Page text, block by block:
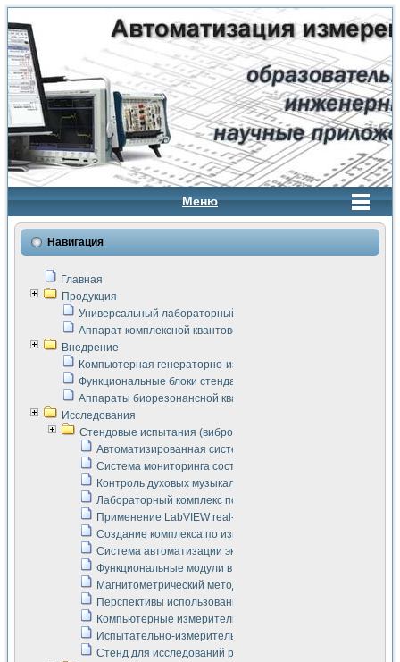
Меню
Навигация
Главная
Продукция
Универсальный лабораторный стенд "Сигнал-USB"
Аппарат комплексной квантовой терапии Интроскан
Внедрение
Компьютерная генераторно-измерительная система
Функциональные блоки стенда "Сигнал-USB"
Аппараты биорезонансной квантовой терапии серии СКАН
Исследования
Стендовые испытания (виброакустика, тензометрия и т.п.)
Автоматизированная система измерения параметров
Система мониторинга состояния тяговых
Контроль духовых музыкальных инструментов
Лабораторный комплекс по исследованию элементной
Применение LabVIEW real-time module для
Создание комплекса по измерению скорости подвижного
Система автоматизации экспериментальных
Функциональные модули в стандарте Nl SCXI для
Магнитометрический метод в дефектоскопии сварных
Перспективы использования машинного зрения в
Компьютерные измерительные системы для
Испытательно-измерительный комплекс аппаратуры для
Стенд для исследований рабочих процессов ДВС в